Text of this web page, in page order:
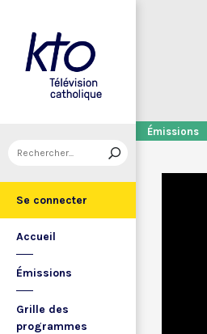
Se connecter
Accueil
Émissions
Grille des
programmes
Émissions